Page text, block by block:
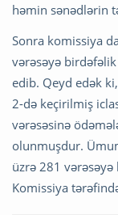
həmin sənədlərin
Sonra komissiya
vərəsəyə
edib. Qeyd edək
2-də keçirilmiş
vərəsəsinə
olunmuşdur.
üzrə 281
Komissiya